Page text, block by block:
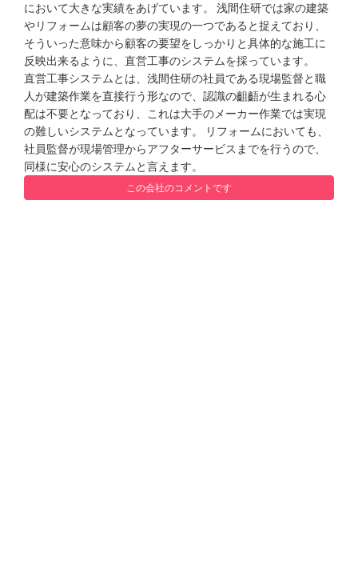
において大きな実績をあげています。 浅間住研では家の建築
やリフォームは顧客の夢の実現の一つであると捉えており、
そういった意味から顧客の要望をしっかりと具体的な施工に
反映出来るように、直営工事のシステムを採っています。
直営工事システムとは、浅間住研の社員である現場監督と職
人が建築作業を直接行う形なので、認識の齟齬が生まれる心
配は不要となっており、これは大手のメーカー作業では実現
の難しいシステムとなっています。 リフォームにおいても、
社員監督が現場管理からアフターサービスまでを行うので、
同様に安心のシステムと言えます。
この会社のコメントです